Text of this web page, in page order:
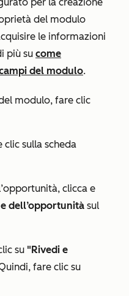
del modulo
le informazioni
più su come
del modulo.
modulo, fare clic
clic sulla scheda
, clicca e
e dell’opportunità sul
su "Rivedi e
fare clic su